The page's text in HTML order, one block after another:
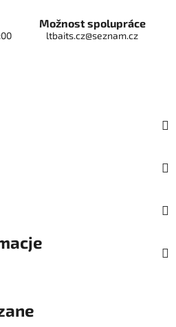
Možnost spolupráce
ltbaits.cz@seznam.cz